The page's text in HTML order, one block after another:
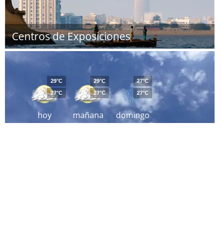
Centros de Exposiciones
hoy
29°C
27°C
mañana
29°C
27°C
domingo
27°C
27°C